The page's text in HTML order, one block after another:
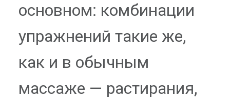
основном: комбинации
упражнений такие же,
как и в обычным
массаже — растирания,